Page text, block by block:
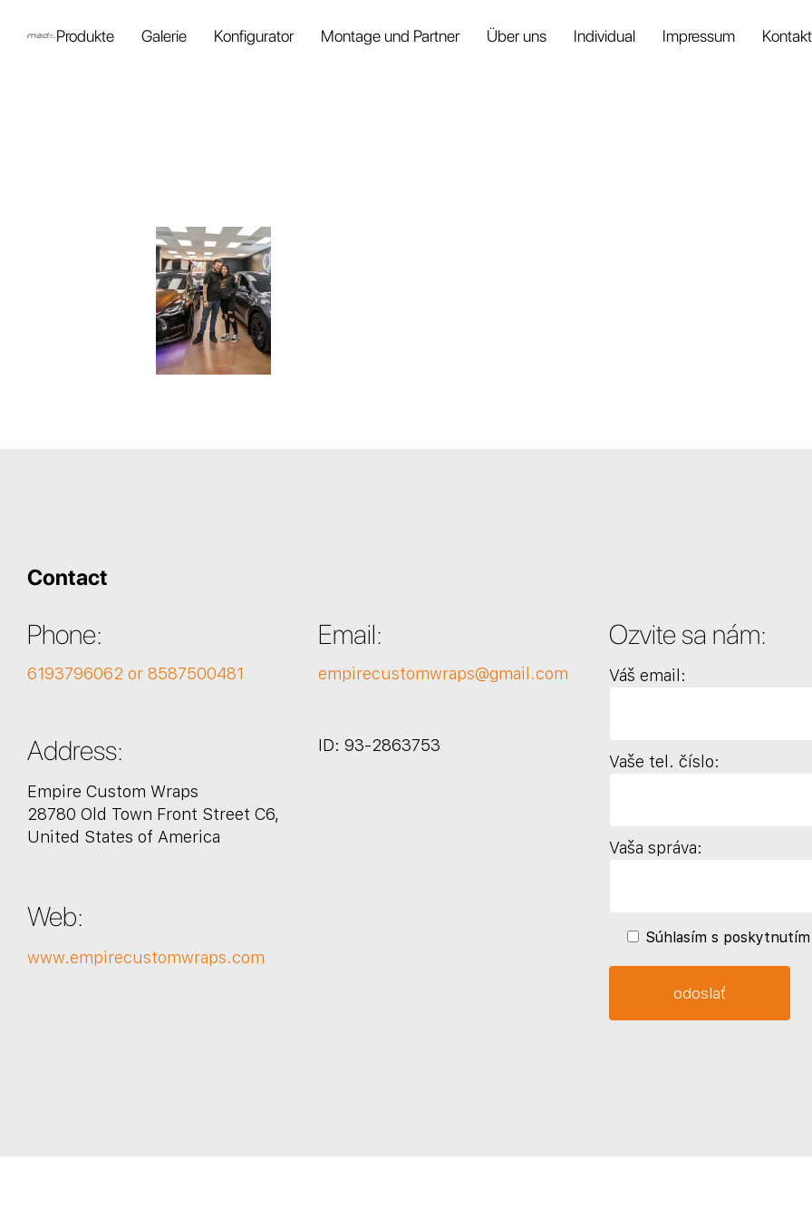
Produkte Galerie Konfigurator Montage und Partner Über uns Individual Impressum Kontakt
Contact
Phone:
6193796062 or 8587500481
Email:
empirecustomwraps@gmail.com
Address:
Empire Custom Wraps
28780 Old Town Front Street C6,
United States of America
ID: 93-2863753
Web:
www.empirecustomwraps.com
Ozvite sa nám:
Váš email:
Vaše tel. číslo:
Vaša správa:
Súhlasím s